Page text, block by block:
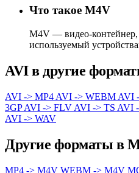
Что такое M4V
M4V — видео-контейнер,
используемый
AVI в другие
AVI -> MP4 AVI -> WEBM AVI
3GPAVI -> FLV AVI -> TS AVI
AVI -> WAV
Другие форматы в
MP4 -> M4V WEBM -> M4V